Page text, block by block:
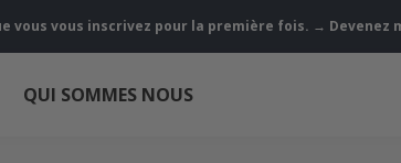
vous vous inscrivez pour la première fois. → Devenez
QUI SOMMES NOUS